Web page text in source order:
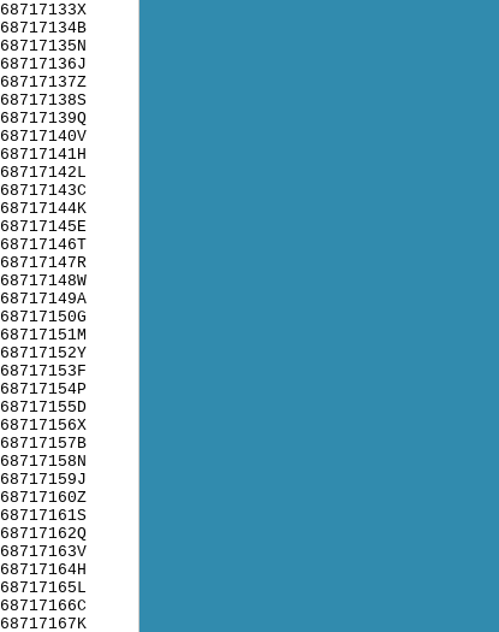
68717133X
68717134B
68717135N
68717136J
68717137Z
68717138S
68717139Q
68717140V
68717141H
68717142L
68717143C
68717144K
68717145E
68717146T
68717147R
68717148W
68717149A
68717150G
68717151M
68717152Y
68717153F
68717154P
68717155D
68717156X
68717157B
68717158N
68717159J
68717160Z
68717161S
68717162Q
68717163V
68717164H
68717165L
68717166C
68717167K